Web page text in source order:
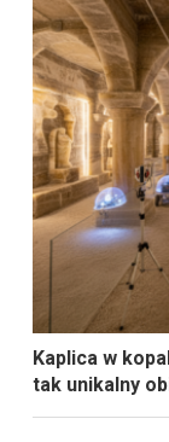
Kaplica w
tak unikalny